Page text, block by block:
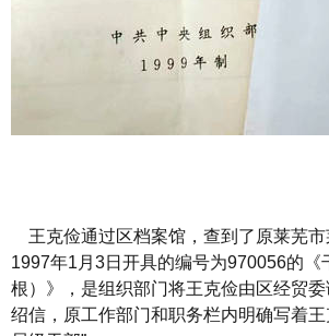
王克俭通过区档案馆，查到了原莱芜市
1997年1月3日开具的编号为970056的《
根）》，是组织部门将王克俭由区经贸
绍信，原工作部门和职务栏内明确写着王